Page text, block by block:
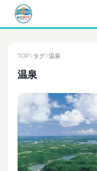
TOP タグ 温泉
温泉